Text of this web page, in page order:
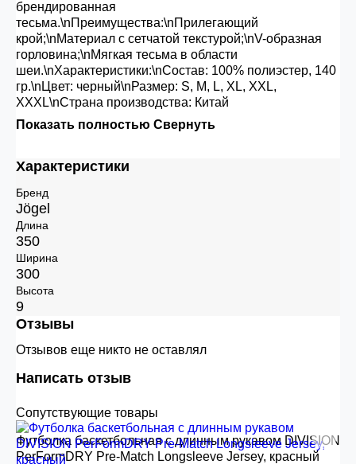
брендированная
тесьма.\nПреимущества:\nПрилегающий
крой;\nМатериал с сетчатой текстурой;\nV-образная
горловина;\nМягкая тесьма в области
шеи.\nХарактеристики:\nСостав: 100% полиэстер, 140
гр.\nЦвет: черный\nРазмер: S, M, L, XL, XXL,
XXXL\nСтрана производства: Китай
Показать полностью Свернуть
Характеристики
Бренд
Jögel
Длина
350
Ширина
300
Высота
9
Отзывы
Отзывов еще никто не оставлял
Написать отзыв
Сопутствующие товары
Футболка баскетбольная с длинным рукавом DIVISION
PerFormDRY Pre-Match Longsleeve Jersey, красный